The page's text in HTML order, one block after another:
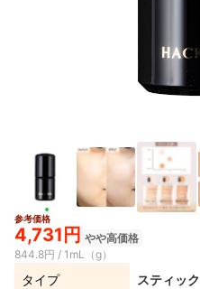
参考価格
4,731円 やや高価格
844.8円 / 1mL（g）
タイプ スティック